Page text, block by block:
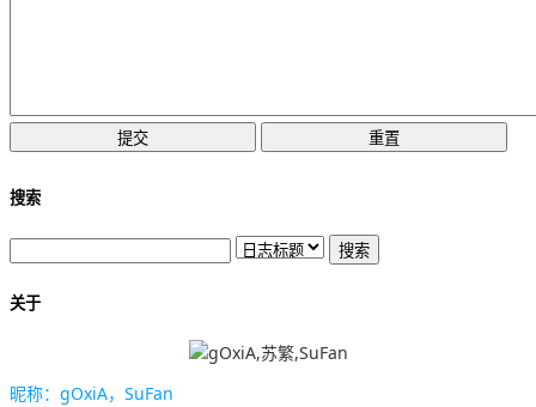
搜索
关于
昵称：gOxiA，SuFan